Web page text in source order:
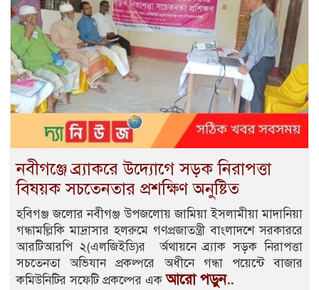
নবীগঞ্জে ব্র্যাকরে উদ্যোগে সড়ক নিরাপত্তা
বিষয়ক সচতেনতার প্রশক্ষিণ অনুষ্টিত
হবিগঞ্জ জলোর নবীগঞ্জ উপজলোয় জামিয়া ইসলামীয়া মাদানিয়া
গন্ধামল্লিকি মাদ্রাসার হলরুমে গণপ্রজাতন্ত্রী বাংলাদশে সরকাররে
আরটিআরপি ২(এলজিইডি)র র্অথায়নে ব্র্যাক সড়ক নিরাপত্তা
সচতেনতা অভিযান প্রকল্পরে অধীনে গন্ধা পয়েন্টে বাজার
কমিউনিটির সফেটি প্রকল্পের একআরো পড়ুন..